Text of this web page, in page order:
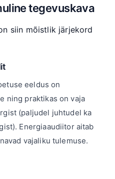
tegevuskava
siin mõistlik järjekord
eeldus on
ning praktikas on vaja
(paljudel juhtudel ka
Energiaaudiitor aitab
vajaliku tulemuse.